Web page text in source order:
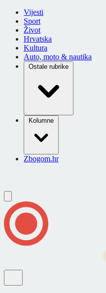
Vijesti
Sport
Život
Hrvatska
Kultura
Auto, moto & nautika
Ostale rubrike
Kolumne
Zbogom.hr